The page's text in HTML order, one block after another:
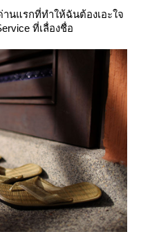
นแรกที่ทำให้ฉันต้องเอะใจ
ที่เลื่องชื่อ